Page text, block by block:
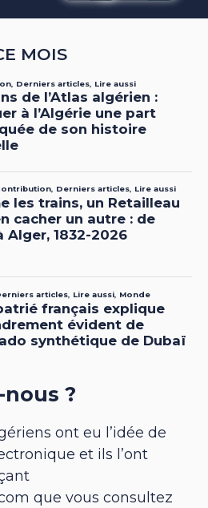
MOIS
?
ont eu l’idée de
et ils l’ont
que vous consultez